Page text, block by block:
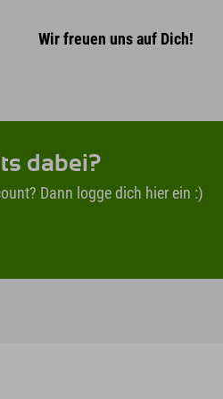
Wir freuen uns auf Dich!
dabei?
Dann logge dich hier ein :)